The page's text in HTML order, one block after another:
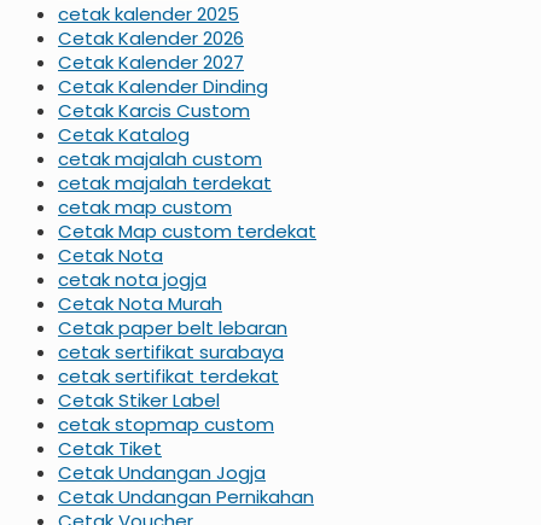
cetak kalender 2025
Cetak Kalender 2026
Cetak Kalender 2027
Cetak Kalender Dinding
Cetak Karcis Custom
Cetak Katalog
cetak majalah custom
cetak majalah terdekat
cetak map custom
Cetak Map custom terdekat
Cetak Nota
cetak nota jogja
Cetak Nota Murah
Cetak paper belt lebaran
cetak sertifikat surabaya
cetak sertifikat terdekat
Cetak Stiker Label
cetak stopmap custom
Cetak Tiket
Cetak Undangan Jogja
Cetak Undangan Pernikahan